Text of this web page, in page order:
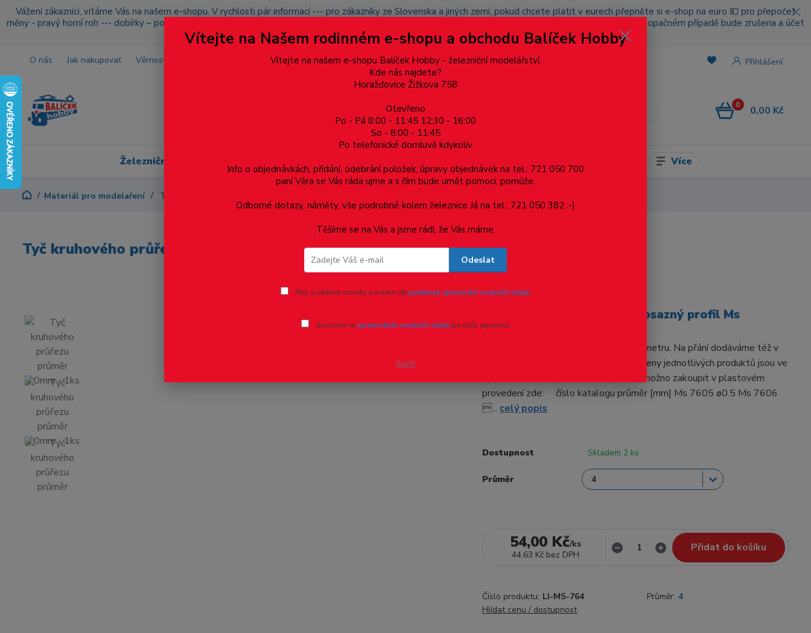
Vážení zákazníci, vítáme Vás na našem e-shopu. V rychlosti pár informací --- pro zákazníky ze Slovenska a jiných zemí, pokud chcete platit v eurech přepněte si e-shop na euro 💶 pro přepočet
měny - pravý horní roh --- dobírky – pokud si z nějakého důvodu zásilku nevyzvednete, bude po domluvě zaslána znovu s opětovnou platbou za poštovné, v opačném případě bude zrušena a účet
přidán na blacklist a rušeny následující objednávky.
O nás Jak nakupovat Věrnostní program Doprava a platba Více Přihlášení
0 0,00 Kč
Železniční modelářství Dárkové poukazy, upomínkové předměty Více
Materiál pro modelaření Tyč kruhového průřezu průměr 4.0mm - 1ks
Tyč kruhového průřezu průměr 4.0mm - 1ks
Tyč kruhového průřezu - mosazný profil Ms
Trubky řady MS. Základní délka je 0.5 metru. Na přání dodáváme též v
délce 1 metr vcelku. Materiál: mosaz Ceny jednotlivých produktů jsou ve
výběru u každého profilu. Trubky také možno zakoupit v plastovém
provedení zde: číslo katalogu průměr [mm] Ms 7605 ø0.5 Ms 7606
... celý popis
Dostupnost Skladem 2 ks
Průměr
54,00 Kč/ks
44,63 Kč bez DPH
Přidat do košíku
Číslo produktu: LI-MS-764 Průměr: 4
Hlídat cenu / dostupnost
Vítejte na Našem rodinném e-shopu a obchodu Balíček Hobby
Vítejte na našem e-shopu Balíček Hobby - železniční modelářství.
Kde nás najdete?
Horažďovice Žižkova 758
Otevřeno
Po - Pá 8:00 - 11:45 12:30 - 16:00
So - 8:00 - 11:45
Po telefonické domluvě kdykoliv
Info o objednávkách, přidání, odebrání položek, úpravy objednávek na tel.: 721 050 700
paní Věra se Vás ráda ujme a s čím bude umět pomoci, pomůže.
Odborné dotazy, náměty, vše podrobné kolem železnice Já na tel.: 721 050 382 :-)
Těšíme se na Vás a jsme rádi, že Vás máme.
Odeslat
Přeji si odebírat novinky e-mailem dle podmínek zpracování osobních údajů.
Souhlasím se zpracováním osobních údajůpro účely registrace.
Zavřít